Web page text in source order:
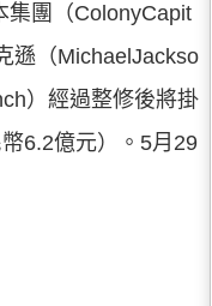
集團（ColonyCapit
遜（MichaelJackso
）經過整修後將掛
6.2億元）。5月29